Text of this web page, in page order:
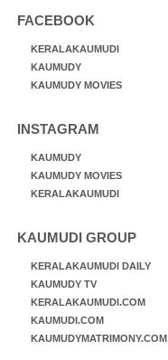
FACEBOOK
KERALAKAUMUDI
KAUMUDY
KAUMUDY MOVIES
INSTAGRAM
KAUMUDY
KAUMUDY MOVIES
KERALAKAUMUDI
KAUMUDI GROUP
KERALAKAUMUDI DAILY
KAUMUDY TV
KERALAKAUMUDI.COM
KAUMUDI.COM
KAUMUDYMATRIMONY.COM